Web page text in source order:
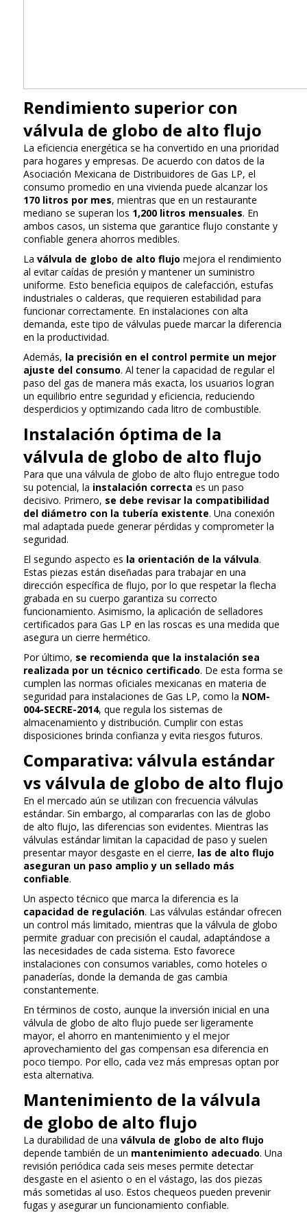
Rendimiento superior con
válvula de globo de alto flujo
La eficiencia energética se ha convertido en una prioridad
para hogares y empresas. De acuerdo con datos de la
Asociación Mexicana de Distribuidores de Gas LP, el
consumo promedio en una vivienda puede alcanzar los
170 litros por mes, mientras que en un restaurante
mediano se superan los 1,200 litros mensuales. En
ambos casos, un sistema que garantice flujo constante y
confiable genera ahorros medibles.
La válvula de globo de alto flujo mejora el rendimiento
al evitar caídas de presión y mantener un suministro
uniforme. Esto beneficia equipos de calefacción, estufas
industriales o calderas, que requieren estabilidad para
funcionar correctamente. En instalaciones con alta
demanda, este tipo de válvulas puede marcar la diferencia
en la productividad.
Además, la precisión en el control permite un mejor
ajuste del consumo. Al tener la capacidad de regular el
paso del gas de manera más exacta, los usuarios logran
un equilibrio entre seguridad y eficiencia, reduciendo
desperdicios y optimizando cada litro de combustible.
Instalación óptima de la
válvula de globo de alto flujo
Para que una válvula de globo de alto flujo entregue todo
su potencial, la instalación correcta es un paso
decisivo. Primero, se debe revisar la compatibilidad
del diámetro con la tubería existente. Una conexión
mal adaptada puede generar pérdidas y comprometer la
seguridad.
El segundo aspecto es la orientación de la válvula.
Estas piezas están diseñadas para trabajar en una
dirección específica de flujo, por lo que respetar la flecha
grabada en su cuerpo garantiza su correcto
funcionamiento. Asimismo, la aplicación de selladores
certificados para Gas LP en las roscas es una medida que
asegura un cierre hermético.
Por último, se recomienda que la instalación sea
realizada por un técnico certificado. De esta forma se
cumplen las normas oficiales mexicanas en materia de
seguridad para instalaciones de Gas LP, como la NOM-
004-SECRE-2014, que regula los sistemas de
almacenamiento y distribución. Cumplir con estas
disposiciones brinda confianza y evita riesgos futuros.
Comparativa: válvula estándar
vs válvula de globo de alto flujo
En el mercado aún se utilizan con frecuencia válvulas
estándar. Sin embargo, al compararlas con las de globo
de alto flujo, las diferencias son evidentes. Mientras las
válvulas estándar limitan la capacidad de paso y suelen
presentar mayor desgaste en el cierre, las de alto flujo
aseguran un paso amplio y un sellado más
confiable.
Un aspecto técnico que marca la diferencia es la
capacidad de regulación. Las válvulas estándar ofrecen
un control más limitado, mientras que la válvula de globo
permite graduar con precisión el caudal, adaptándose a
las necesidades de cada sistema. Esto favorece
instalaciones con consumos variables, como hoteles o
panaderías, donde la demanda de gas cambia
constantemente.
En términos de costo, aunque la inversión inicial en una
válvula de globo de alto flujo puede ser ligeramente
mayor, el ahorro en mantenimiento y el mejor
aprovechamiento del gas compensan esa diferencia en
poco tiempo. Por ello, cada vez más empresas optan por
esta alternativa.
Mantenimiento de la válvula
de globo de alto flujo
La durabilidad de una válvula de globo de alto flujo
depende también de un mantenimiento adecuado. Una
revisión periódica cada seis meses permite detectar
desgaste en el asiento o en el vástago, las dos piezas
más sometidas al uso. Estos chequeos pueden prevenir
fugas y asegurar un funcionamiento confiable.